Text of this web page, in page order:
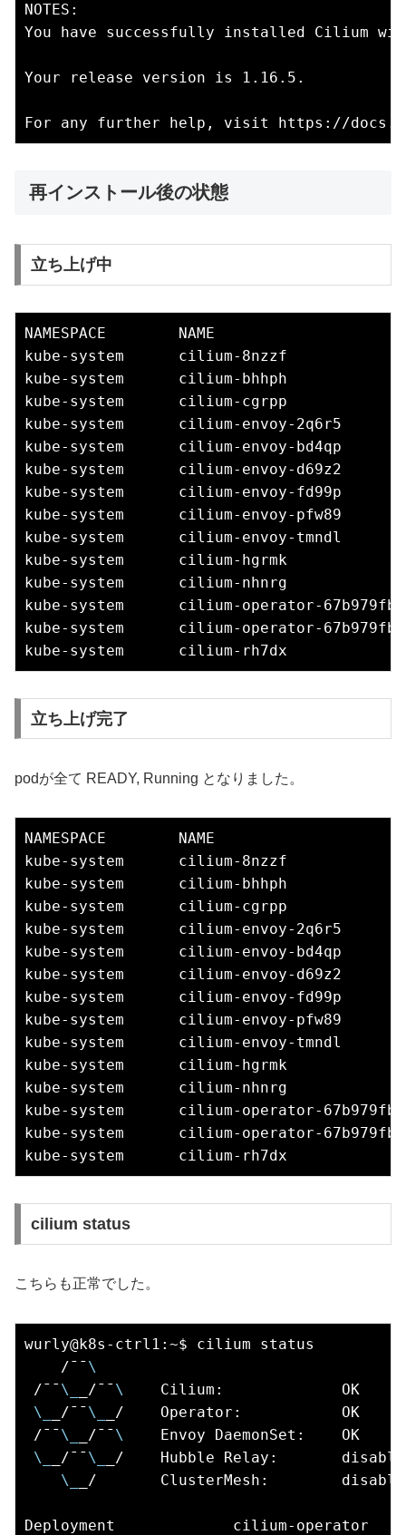
NOTES:
You have successfully installed Cilium
Your release version is 1.16.5.
再インストール後の状態
立ち上げ中
NAMESPACE        NAME
kube-system      cilium-8nzzf
kube-system      cilium-bhhph
kube-system      cilium-cgrpp
kube-system      cilium-envoy-
kube-system      cilium-envoy-
kube-system      cilium-envoy-
kube-system      cilium-envoy-
kube-system      cilium-envoy-
kube-system      cilium-envoy-
kube-system      cilium-hgrmk
kube-system      cilium-nhnrg
kube-system      cilium-operator-
kube-system      cilium-operator-
立ち上げ完了
podが全て READY, Running となりました。
NAMESPACE        NAME
kube-system      cilium-8nzzf
kube-system      cilium-bhhph
kube-system      cilium-cgrpp
kube-system      cilium-envoy-
kube-system      cilium-envoy-
kube-system      cilium-envoy-
kube-system      cilium-envoy-
kube-system      cilium-envoy-
kube-system      cilium-envoy-
kube-system      cilium-hgrmk
kube-system      cilium-nhnrg
kube-system      cilium-operator-
kube-system      cilium-operator-
cilium status
こちらも正常でした。
wurly@k8s-ctrl1:~$ cilium status
    /¯¯
\
/¯¯\_ _/¯¯\
   Cilium:             OK
\_
_/¯¯\_
_/    Operator:           OK
/¯¯\_ _/¯¯\
   Envoy DaemonSet:    OK
\_
_/¯¯\_
_/    Hubble Relay:
\_
_/       ClusterMesh:
Deployment             cilium-operator